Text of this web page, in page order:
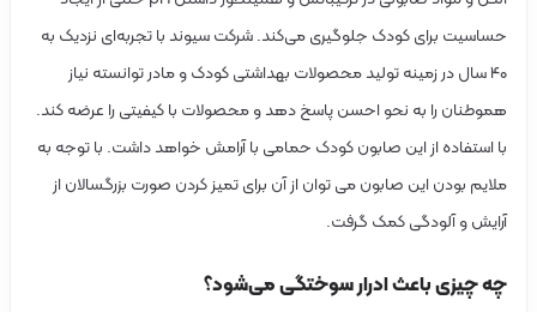
برای کودک جلوگیری می‌کند. شرکت سیوند با تجربه‌ای نزدیک به
۴۰ سال در زمینه‌ تولید محصولات بهداشتی کودک و مادر توانسته نیاز
را به نحو احسن پاسخ دهد و محصولات با کیفیتی را عرضه کند.
استفاده از این صابون کودک حمامی با آرامش خواهد داشت. با توجه به
بودن این صابون می توان از آن برای تمیز کردن صورت بزرگسالان از
و آلودگی کمک گرفت.
چیزی باعث ادرار سوختگی می‌شود؟